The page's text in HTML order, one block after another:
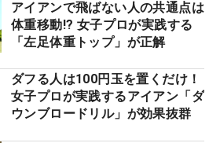
アイアンで飛ばない人の共通点は
体重移動!? 女子プロが実践する
「左足体重トップ」が正解
ダフる人は100円玉を置くだけ！
女子プロが実践するアイアン「ダ
ウンブロードリル」が効果抜群